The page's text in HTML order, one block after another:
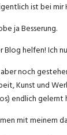
ist bei
ja Besserung.
Blog helfen! Ich
aber noch
Kunst und
endlich gelernt
mit meinem